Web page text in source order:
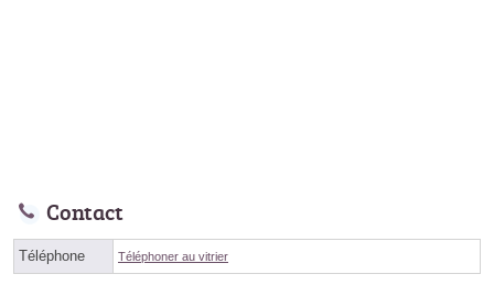
Contact
Téléphone Téléphoner au vitrier